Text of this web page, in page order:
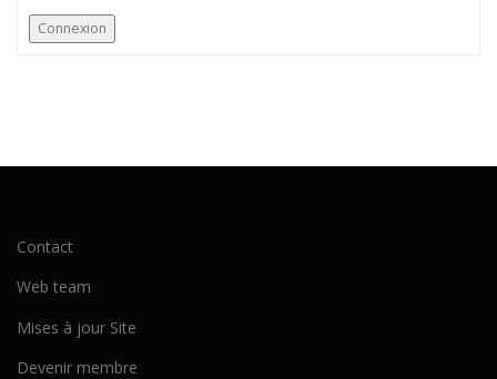
Connexion
Contact
Web team
Mises à jour Site
Devenir membre